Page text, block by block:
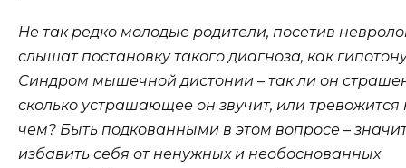
Не так редко молодые родители, посетив
слышат постановку такого диагноза, как
Синдром мышечной дистонии – так ли он
сколько устрашающее он звучит, или тревожится
чем? Быть подкованными в этом вопросе –
избавить себя от ненужных и необоснованных